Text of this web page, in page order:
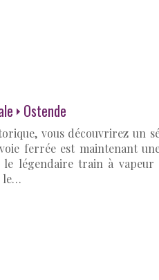
Ostende
vous découvrirez un
ferrée est maintenant
légendaire train à vapeur
le…